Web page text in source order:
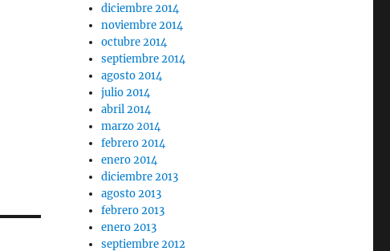
diciembre 2014
noviembre 2014
octubre 2014
septiembre 2014
agosto 2014
julio 2014
abril 2014
marzo 2014
febrero 2014
enero 2014
diciembre 2013
agosto 2013
febrero 2013
enero 2013
septiembre 2012